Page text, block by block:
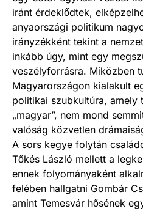
iránt érdeklődtek,
anyaországi politikum
irányzékként tekint a
inkább úgy, mint egy
veszélyforrásra. Miközben
Magyarországon kialakult
politikai szubkultúra, amely
„magyar”, nem mond
valóság közvetlen
A sors kegye folytán
Tőkés László mellett a
ennek folyományaként
felében hallgatni Gombár
amint Temesvár hősének